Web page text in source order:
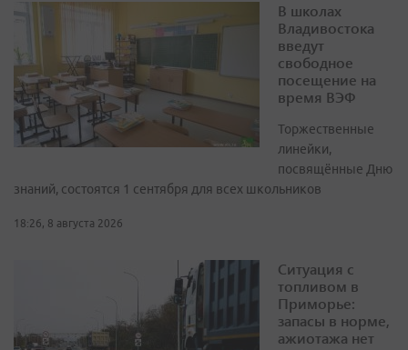
В школах
Владивостока
введут
свободное
посещение на
время ВЭФ
Торжественные
линейки,
посвящённые Дню
знаний, состоятся 1 сентября для всех школьников
18:26, 8 августа 2026
Ситуация с
топливом в
Приморье:
запасы в норме,
ажиотажа нет